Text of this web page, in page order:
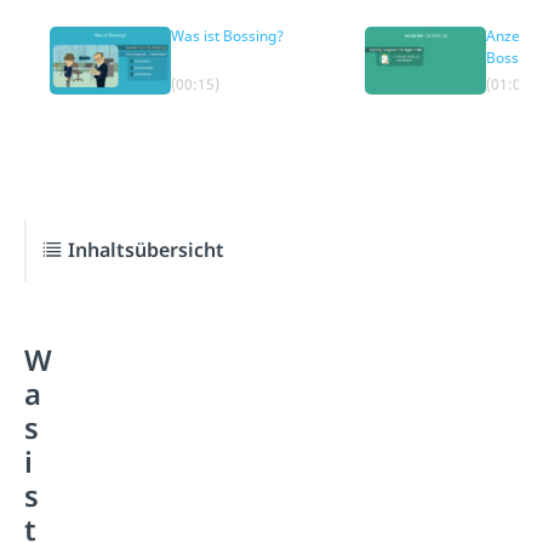
Was ist Bossing?
(00:15)
Bossing
(01:05)
Inhaltsübersicht
W
a
s
i
s
t